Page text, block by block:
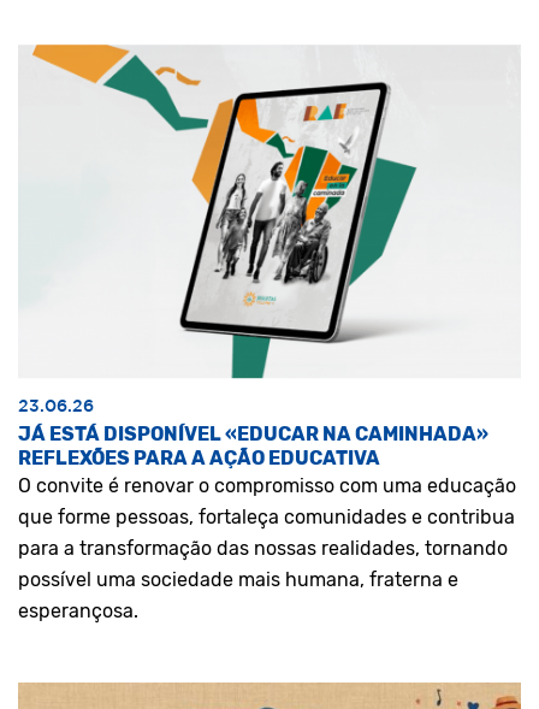
23.06.26
JÁ ESTÁ DISPONÍVEL «EDUCAR NA CAMINHADA»
REFLEXÕES PARA A AÇÃO EDUCATIVA
O convite é renovar o compromisso com uma educação
que forme pessoas, fortaleça comunidades e contribua
para a transformação das nossas realidades, tornando
possível uma sociedade mais humana, fraterna e
esperançosa.